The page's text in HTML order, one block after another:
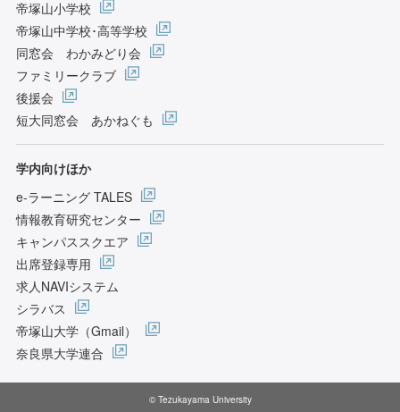
帝塚山小学校
帝塚山中学校･高等学校
同窓会 わかみどり会
ファミリークラブ
後援会
短大同窓会 あかねぐも
学内向けほか
e-ラーニング TALES
情報教育研究センター
キャンパススクエア
出席登録専用
求人NAVIシステム
シラバス
帝塚山大学（Gmail）
奈良県大学連合
© Tezukayama University